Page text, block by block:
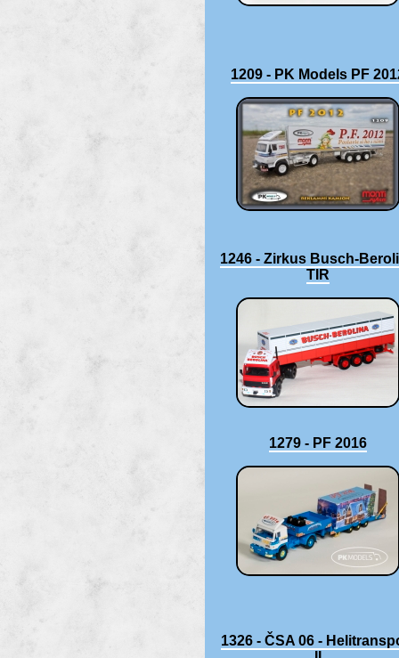
1209 - PK Models PF
1246 - Zirkus Busch-
TIR
1279 - PF 2016
1326 - ČSA 06 -